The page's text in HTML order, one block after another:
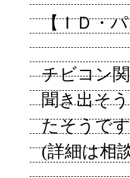
【ＩＤ・
チビコン
聞き出そ
たそうで
(詳細は相